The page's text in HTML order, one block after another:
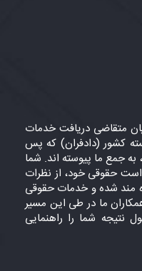
متقاضی دریافت خدمات
کشور (دادفران) که پس
جمع ما پیوسته اند. شما
حقوقی خود، از نظرات
مند شده و خدمات حقوقی
ما در طی این مسیر
نتیجه شما را راهنمایی